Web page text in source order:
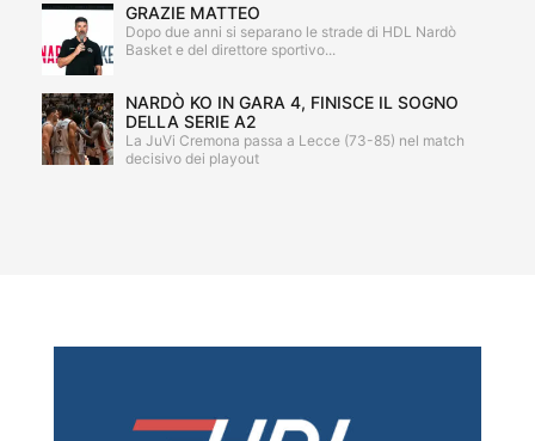
GRAZIE MATTEO
Dopo due anni si separano le strade di HDL Nardò
Basket e del direttore sportivo...
NARDÒ KO IN GARA 4, FINISCE IL SOGNO
DELLA SERIE A2
La JuVi Cremona passa a Lecce (73-85) nel match
decisivo dei playout